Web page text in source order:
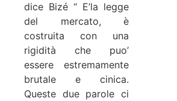
dice Bizé “ E’la legge
del mercato, è
costruita con una
rigidità che puo’
essere estremamente
brutale e cinica.
Queste due parole ci